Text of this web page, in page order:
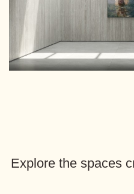
Explore the spaces